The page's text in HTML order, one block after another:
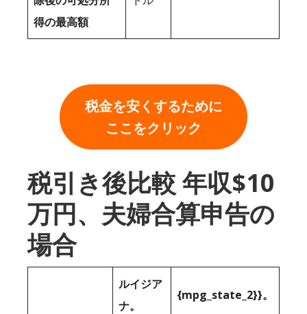
得の最高額
税金を安くするために
ここをクリック
税引き後比較 年収$10
万円、夫婦合算申告の
場合
ルイジア
ナ。
{mpg_state_2}}。